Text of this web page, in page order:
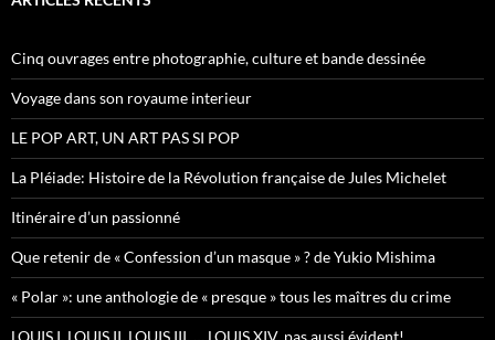
h
e
r
:
Cinq ouvrages entre photographie, culture et bande dessinée
Voyage dans son royaume interieur
LE POP ART, UN ART PAS SI POP
La Pléiade: Histoire de la Révolution française de Jules Michelet
Itinéraire d’un passionné
Que retenir de « Confession d’un masque » ? de Yukio Mishima
« Polar »: une anthologie de « presque » tous les maîtres du crime
LOUIS I, LOUIS II, LOUIS III, … LOUIS XIV, pas aussi évident!